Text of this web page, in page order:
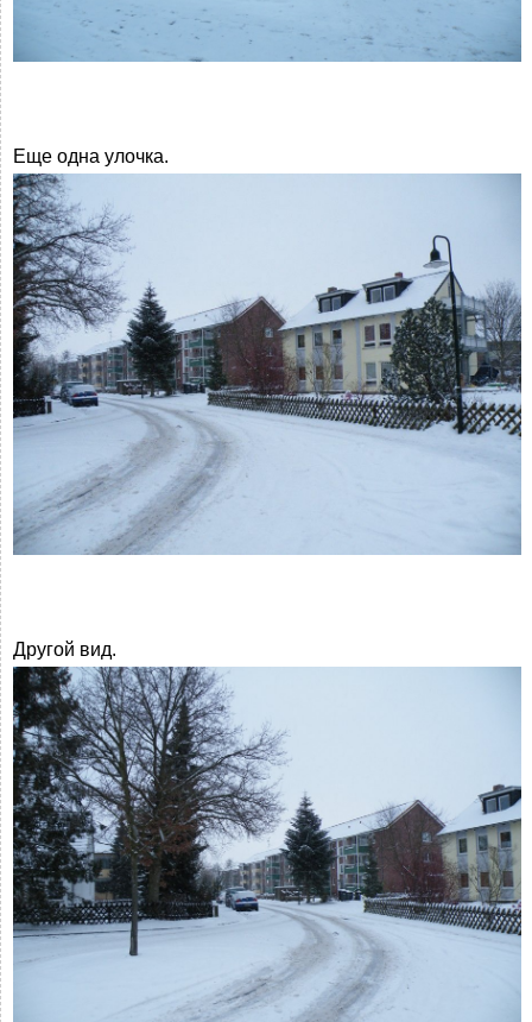
Еще одна улочка.
Другой вид.